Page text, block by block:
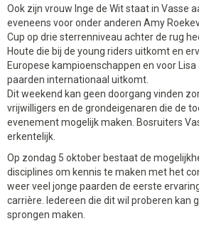
Ook zijn vrouw Inge de Wit staat in Vasse
eveneens voor onder anderen Amy
Cup op drie sterrenniveau achter de rug
Houte die bij de young riders uitkomt en
Europese kampioenschappen en voor
paarden internationaal uitkomt.
Dit weekend kan geen doorgang vinden
vrijwilligers en de grondeigenaren die de
evenement mogelijk maken. Bosruiters
erkentelijk.
Op zondag 5 oktober bestaat de
disciplines om kennis te maken met het
weer veel jonge paarden de eerste
carrière. Iedereen die dit wil proberen kan
sprongen maken.